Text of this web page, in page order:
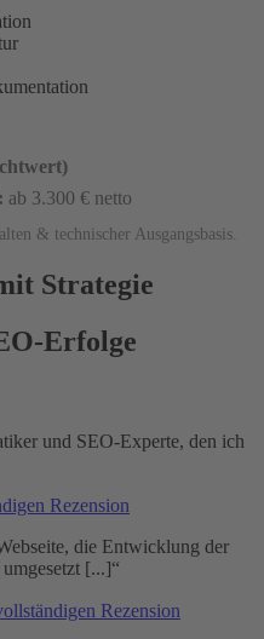
ab 3.300 € netto
& technischer Ausgangsbasis.
Strategie
Erfolge
und SEO-Experte, den ich
Rezension
die Entwicklung der
[...]“
Rezension